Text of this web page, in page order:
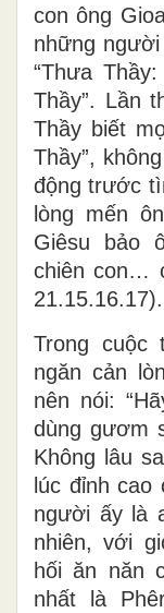
con ông
những người
“Thưa
Thầy”. Lần
Thầy biết
Thầy”,
động trước
lòng mến
Giêsu bảo
chiên con…
21.15.16.17).
Trong cuộc
ngăn cản
nên nói:
dùng gươm
Không lâu
lúc đỉnh cao
người ấy là
nhiên, với
hối ăn năn
nhất là